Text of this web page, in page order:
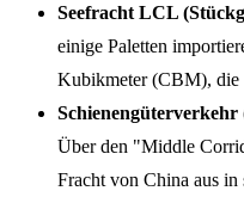
Seefracht LCL
einige Paletten
Kubikmeter (CBM), die
Schienengüterverkehr
Über den "Middle
Fracht von China aus in